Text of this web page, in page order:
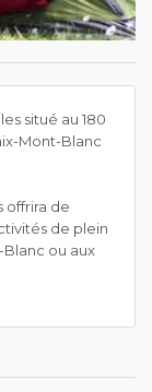
situé au 180
Mont-Blanc
offrira de
de plein
ou aux